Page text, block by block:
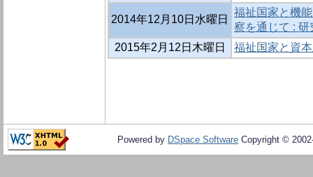
2014年12月10日水曜日
福祉国家と機
察を通じて : 研
2015年2月12日木曜日
福祉国家と資
Powered by DSpace Software Copyright ©